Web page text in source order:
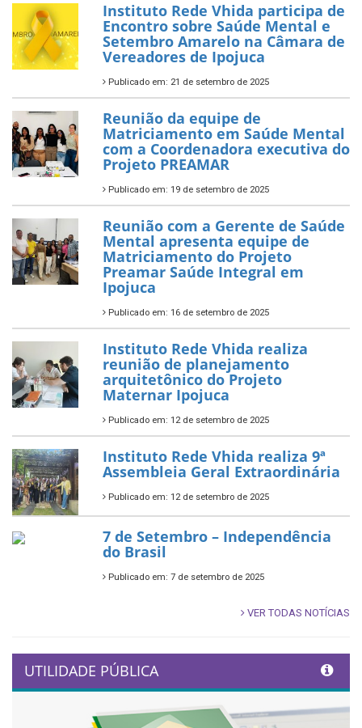
Instituto Rede Vhida participa de
Encontro sobre Saúde Mental e
Setembro Amarelo na Câmara de
Vereadores de Ipojuca
Publicado em: 21 de setembro de 2025
Reunião da equipe de
Matriciamento em Saúde Mental
com a Coordenadora executiva do
Projeto PREAMAR
Publicado em: 19 de setembro de 2025
Reunião com a Gerente de Saúde
Mental apresenta equipe de
Matriciamento do Projeto
Preamar Saúde Integral em
Ipojuca
Publicado em: 16 de setembro de 2025
Instituto Rede Vhida realiza
reunião de planejamento
arquitetônico do Projeto
Maternar Ipojuca
Publicado em: 12 de setembro de 2025
Instituto Rede Vhida realiza 9ª
Assembleia Geral Extraordinária
Publicado em: 12 de setembro de 2025
7 de Setembro – Independência
do Brasil
Publicado em: 7 de setembro de 2025
VER TODAS NOTÍCIAS
UTILIDADE PÚBLICA